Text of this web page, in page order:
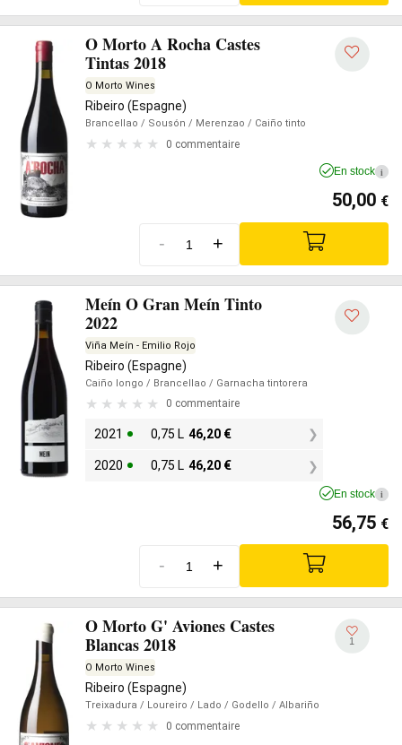
O Morto A Rocha Castes
Tintas 2018
O Morto Wines
Ribeiro (Espagne)
Brancellao / Sousón / Merenzao / Caiño tinto
0 commentaire
En stock i
50,00 €
- +
Meín O Gran Meín Tinto
2022
Viña Meín - Emilio Rojo
Ribeiro (Espagne)
Caiño longo / Brancellao / Garnacha tintorera
0 commentaire
2021 0,75 L 46,20 €
2020 0,75 L 46,20 €
En stock i
56,75 €
- +
O Morto G' Aviones Castes
Blancas 2018
O Morto Wines
Ribeiro (Espagne)
Treixadura / Loureiro / Lado / Godello / Albariño
0 commentaire
1